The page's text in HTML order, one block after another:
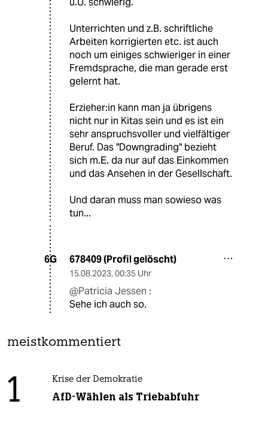
Unterrichten und z.B. schriftliche
Arbeiten korrigierten etc. ist auch
noch um einiges schwieriger in einer
Fremdsprache, die man gerade erst
gelernt hat.
Erzieher:in kann man ja übrigens
nicht nur in Kitas sein und es ist ein
sehr anspruchsvoller und vielfältiger
Beruf. Das "Downgrading" bezieht
sich m.E. da nur auf das Einkommen
und das Ansehen in der Gesellschaft.
Und daran muss man sowieso was
tun...
6G 678409 (Profil gelöscht)
15.08.2023, 00:35 Uhr
@Patricia Jessen :
Sehe ich auch so.
meistkommentiert
1 Krise der Demokratie
AfD-Wählen als Triebabfuhr